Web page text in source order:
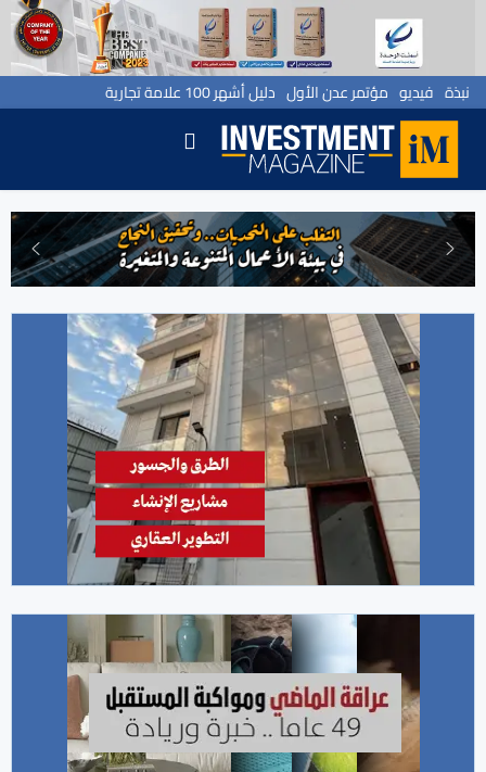
نبذة فيديو مؤتمر عدن الأول دليل أشهر 100 علامة تجارية